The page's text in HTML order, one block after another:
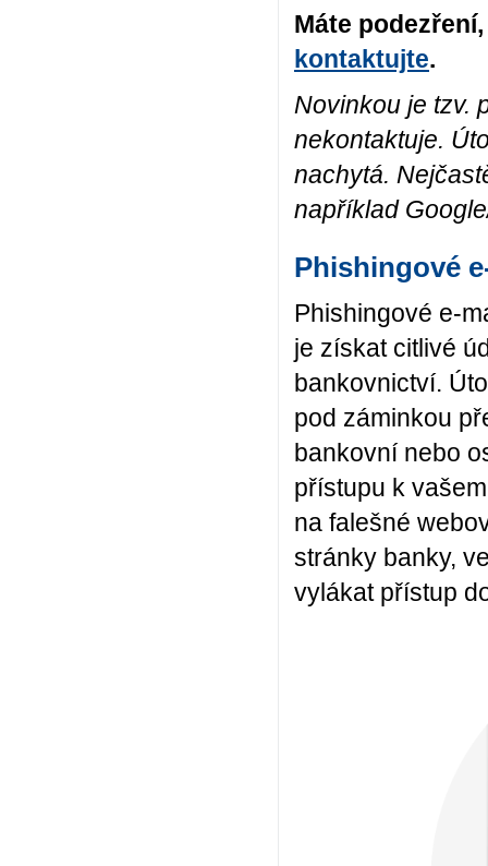
Máte
kontaktujte.
Novinkou je tzv.
nekontaktuje.
nachytá.
například
Phishingové
Phishingové e-
je získat citlivé
bankovnictví.
pod záminkou
bankovní nebo
přístupu k
na falešné
stránky banky,
vylákat přístup